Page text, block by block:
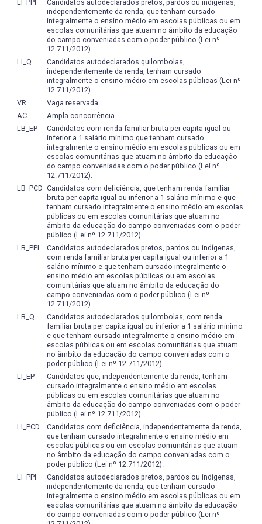
e técnicas relacionados à dança e suas especificidades na
educação, é necessário levar em conta:
c) domínio técnico-artístico do movimento, quando a
disciplina o exigir;
d) domínio técnico-artístico da linguagem, quando a
disciplina o exigir;
d) capacidade de ser espontâneo na relação com o
movimento.
e) ampliação da complexidade na construção de cenas e
coreografias individuais e em grupo;
f) desenvolvimento e ampliação de suas possibilidades de
movimento e criatividade em atividades práticas e jogos
propostos em aula.
Em qualquer um desses casos, o que se deve avaliar não
é a quantidade de conhecimento adquirido, mas a
capacidade de acioná-los e de buscar outros para realizar
o que é proposto. Portanto, os instrumentos de avaliação
só cumprem com sua finalidade se puderem diagnosticar
o uso funcional e contextualizado dos conhecimentos.
A avaliação do aluno (da aprendizagem) é também
pensada como uma avaliação do professor (do ensino),
coerente com uma abordagem metodológica dialógica,
que busca desfazer a dicotomia ensino-aprendizagem.
No entanto, deve-se ressaltar que a avaliação já se inicia
no processo de estudo e formação, pois o
acompanhamento dos alunos deverá ser constante e
resultar na constatação de dúvidas e conhecimentos que
se desenvolvem ou apresentam em sala de aula.
Como a atuação do Licenciado em Dança é de natureza
multidisciplinar, avaliar as competências profissionais no
processo de formação é da mesma forma, uma tarefa
diversificada. Embora seja mais difícil avaliar
competências profissionais do que assimilação de
conteúdos convencionais, existem muitos instrumentos
para isso. Nesse sentido, apesar da aplicação de provas
ser um método mais recorrente, o curso sempre que
possível irá também se valer de outros métodos para a
avaliação do aluno. Seguem, então, algumas
possibilidades:
- Realização de Seminários em grupos;
- Reflexão a partir de temas pré-estabelecidos;
- Produção intelectual realizada a partir de pesquisa.
conclusão, também é de criar uma base epistemológica
que subsidie e se integre com o futuro Programa de Pós-
Graduação, que pretende ser criado na área. Tais linhas
serão tomadas como ponto de partida para a criação de
Linhas de Pesquisa para o PPG.
Seguindo este raciocínio, cabe destacar que o Curso de
Dança-Licenciatura da UFPel é um curso novo na
instituição, tendo formado, até o final do ano de 2013,
apenas duas turmas, que resultam num total de 13
licenciados. Por ser um curso novo, o mesmo ainda
encontra-se em processo de qualificação infra-estrutural,
tanto no que se refere às demandas espaciais e de
equipamentos, quando de recursos humanos.
Tendo, então, como referência este cenário, vale
mencionar que ainda não foi criado um curso de pós-
graduação específico na área de dança. Deste modo, o
que tem sido feito em prol dos egressos, e mesmo atuais
alunos interessados em ingressar em algum curso de
pós-graduação, é um encaminhamento para os
Programas de Pós-Graduação já existentes na instituição,
articulados com áreas afins, tais como Educação e Artes
Visuais, ou mesmo para cursos de pós-graduação em
Dança que são oferecidos por outras instituições, até que
seja possível realizar a integração com um PPG
vocacionado para a dança, que deve ser implementado
no futuro.
LI_PPI
Candidatos autodeclarados pretos, pardos ou indígenas,
independentemente da renda, que tenham cursado
integralmente o ensino médio em escolas públicas ou em
escolas comunitárias que atuam no âmbito da educação
do campo conveniadas com o poder público (Lei nº
12.711/2012).
LI_Q
Candidatos autodeclarados quilombolas,
independentemente da renda, tenham cursado
integralmente o ensino médio em escolas públicas (Lei nº
12.711/2012).
VR
Vaga reservada
AC
Ampla concorrência
LB_EP
Candidatos com renda familiar bruta per capita igual ou
inferior a 1 salário mínimo que tenham cursado
integralmente o ensino médio em escolas públicas ou em
escolas comunitárias que atuam no âmbito da educação
do campo conveniadas com o poder público (Lei nº
12.711/2012).
LB_PCD Candidatos com deficiência, que tenham renda familiar
bruta per capita igual ou inferior a 1 salário mínimo e que
tenham cursado integralmente o ensino médio em escolas
públicas ou em escolas comunitárias que atuam no
âmbito da educação do campo conveniadas com o poder
público (Lei nº 12.711/2012)
LB_PPI
Candidatos autodeclarados pretos, pardos ou indígenas,
com renda familiar bruta per capita igual ou inferior a 1
salário mínimo e que tenham cursado integralmente o
ensino médio em escolas públicas ou em escolas
comunitárias que atuam no âmbito da educação do
campo conveniadas com o poder público (Lei nº
12.711/2012).
LB_Q
Candidatos autodeclarados quilombolas, com renda
familiar bruta per capita igual ou inferior a 1 salário mínimo
e que tenham cursado integralmente o ensino médio em
escolas públicas ou em escolas comunitárias que atuam
no âmbito da educação do campo conveniadas com o
poder público (Lei nº 12.711/2012).
LI_EP
Candidatos que, independentemente da renda, tenham
cursado integralmente o ensino médio em escolas
públicas ou em escolas comunitárias que atuam no
âmbito da educação do campo conveniadas com o poder
público (Lei nº 12.711/2012).
LI_PCD
Candidatos com deficiência, independentemente da renda,
que tenham cursado integralmente o ensino médio em
escolas públicas ou em escolas comunitárias que atuam
no âmbito da educação do campo conveniadas com o
poder público (Lei nº 12.711/2012).
LI_PPI
Candidatos autodeclarados pretos, pardos ou indígenas,
independentemente da renda, que tenham cursado
integralmente o ensino médio em escolas públicas ou em
escolas comunitárias que atuam no âmbito da educação
do campo conveniadas com o poder público (Lei nº